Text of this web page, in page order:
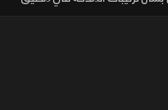
أن فتح المضيق يبقى مشروطًا